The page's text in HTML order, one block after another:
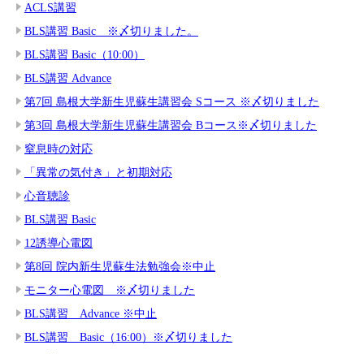
ACLS講習
BLS講習 Basic ※〆切りました。
BLS講習 Basic（10:00）
BLS講習 Advance
第7回 島根大学新生児蘇生講習会 Sコース ※〆切りました
第3回 島根大学新生児蘇生講習会 Bコース※〆切りました
窒息時の対応
「異常の気付き」と初期対応
心音聴診
BLS講習 Basic
12誘導心電図
第8回 院内新生児蘇生法勉強会※中止
モニター心電図 ※〆切りました
BLS講習 Advance ※中止
BLS講習 Basic（16:00）※〆切りました